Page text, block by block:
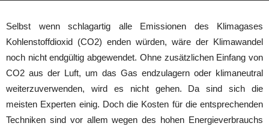
Selbst wenn schlagartig alle Emissionen des Klimagases
Kohlenstoffdioxid (CO2) enden würden, wäre der Klimawandel
noch nicht endgültig abgewendet. Ohne zusätzlichen Einfang von
CO2 aus der Luft, um das Gas endzulagern oder klimaneutral
weiterzuverwenden, wird es nicht gehen. Da sind sich die
meisten Experten einig. Doch die Kosten für die entsprechenden
Techniken sind vor allem wegen des hohen Energieverbrauchs